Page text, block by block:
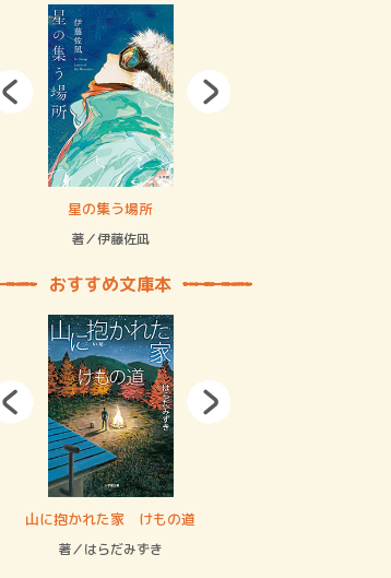
星の集う場所
著／伊藤佐凪
おすすめ文庫本
山に抱かれた家 けもの道
著／はらだみずき